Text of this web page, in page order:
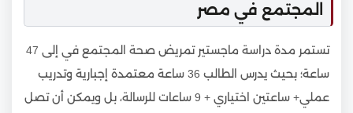
المجتمع في مصر
تستمر مدة دراسة ماجستير تمريض صحة المجتمع في إلى 47
ساعة؛ بحيث يدرس الطالب 36 ساعة معتمدة إجبارية وتدريب
عملي+ ساعتين اختياري + 9 ساعات للرسالة، بل ويمكن أن تصل